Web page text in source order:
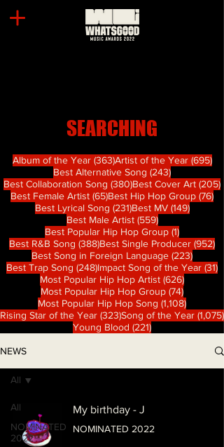
SEARCHING
Album of the Year (363)363 篇文章
Artist of the Year (695)
Best Alternative Song (243)243 篇文章
Best Collaboration Song (380)380 篇文章
Best Cover Art (205)
Best Female Artist (65)65 篇文章
Best Hip Hop Group (76)76
Best Lyrical Song (231)231 篇文章
Best MV (149)149 篇文
Best Male Artist (559)559 篇文章
Best Popular Hip Hop Group (1)1 篇文章
Best R&B Song (388)388 篇文章
Best Single Producer (952)
Best Song in Foreign Language (223)223 篇
Best Trap Song (248)248 篇文章
Impact Song of the Year (31)
Most Popular Hip Hop Artist (626)626 篇文
Most Popular Hip Hop Group (74)74 篇文章
Most Popular Hip Hop Song (1,108)1,108 篇
Rising Star of the Year (323)323 篇文章
Song of the Year (1,075)
Young Blood (221)221 篇文章
NEWS
All
NOMINATED
2022
All
My birthday - J
NOMINATED 2022